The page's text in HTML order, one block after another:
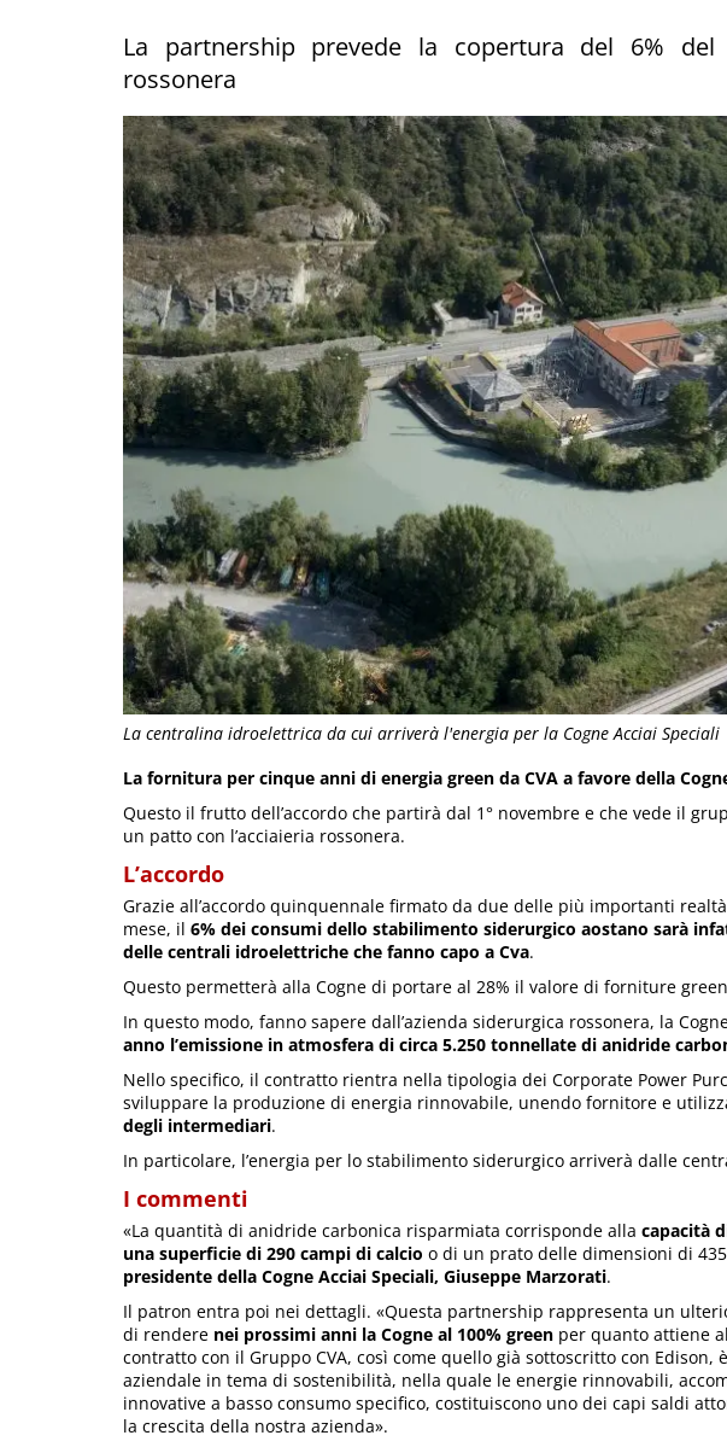
La centralina idroelettrica da cui arriverà l'energia per la Cogne Acciai Speciali
La partnership prevede la copertura del 6% del
rossonera
La fornitura per cinque anni di energia green da CVA a favore della
Questo il frutto dell’accordo che partirà dal 1° novembre e che vede il
un patto con l’acciaieria rossonera.
L’accordo
Grazie all’accordo quinquennale firmato da due delle più importanti
mese, il 6% dei consumi dello stabilimento siderurgico aostano sarà
delle centrali idroelettriche che fanno capo a Cva.
Questo permetterà alla Cogne di portare al 28% il valore di forniture
In questo modo, fanno sapere dall’azienda siderurgica rossonera, la
anno l’emissione in atmosfera di circa 5.250 tonnellate di anidride
Nello specifico, il contratto rientra nella tipologia dei Corporate Power
sviluppare la produzione di energia rinnovabile, unendo fornitore e
degli intermediari.
In particolare, l’energia per lo stabilimento siderurgico arriverà dalle
I commenti
«La quantità di anidride carbonica risparmiata corrisponde alla capacità
una superficie di 290 campi di calcio o di un prato delle dimensioni di
presidente della Cogne Acciai Speciali, Giuseppe Marzorati.
Il patron entra poi nei dettagli. «Questa partnership rappresenta un
di rendere nei prossimi anni la Cogne al 100% green per quanto attiene
contratto con il Gruppo CVA, così come quello già sottoscritto con
aziendale in tema di sostenibilità, nella quale le energie rinnovabili,
innovative a basso consumo specifico, costituiscono uno dei capi saldi
la crescita della nostra azienda».